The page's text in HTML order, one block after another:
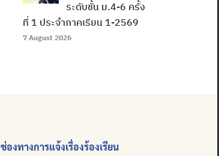
ระดับชั้น ม.4-6 ครั้ง
ที่ 1 ประจำภาคเรียน 1-2569
7 August 2026
ช่องทางการแจ้งเรื่องร้องเรียน